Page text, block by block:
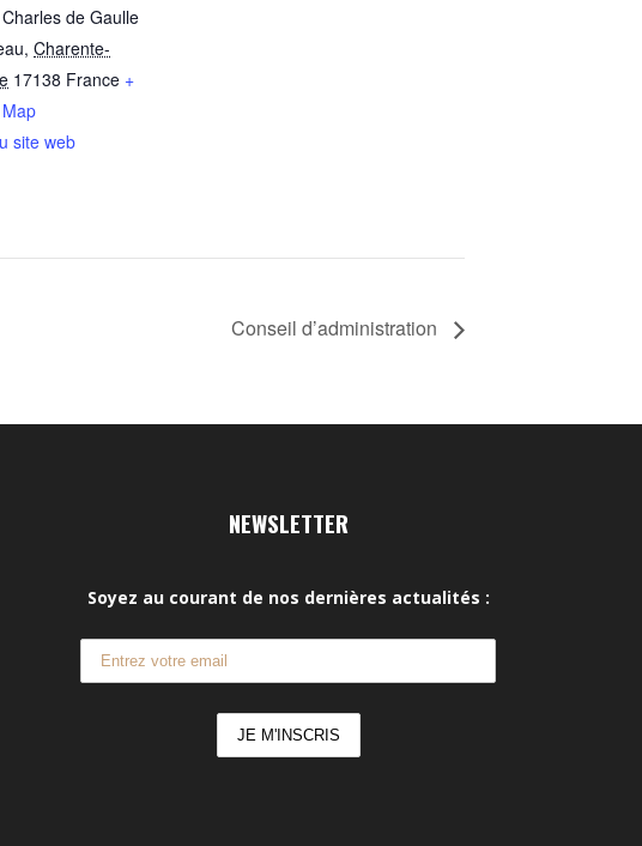
de Gaulle
, Charente-
17138 France +
site web
Conseil d’administration
NEWSLETTER
Soyez au courant de nos dernières actualités :